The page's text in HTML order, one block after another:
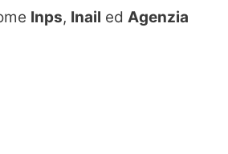
Inps, Inail ed Agenzia